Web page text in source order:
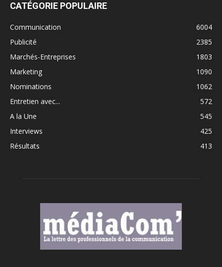
CATÉGORIE POPULAIRE
Communication
6004
Publicité
2385
Marchés-Entreprises
1803
Marketing
1090
Nominations
1062
Entretien avec...
572
A la Une
545
Interviews
425
Résultats
413